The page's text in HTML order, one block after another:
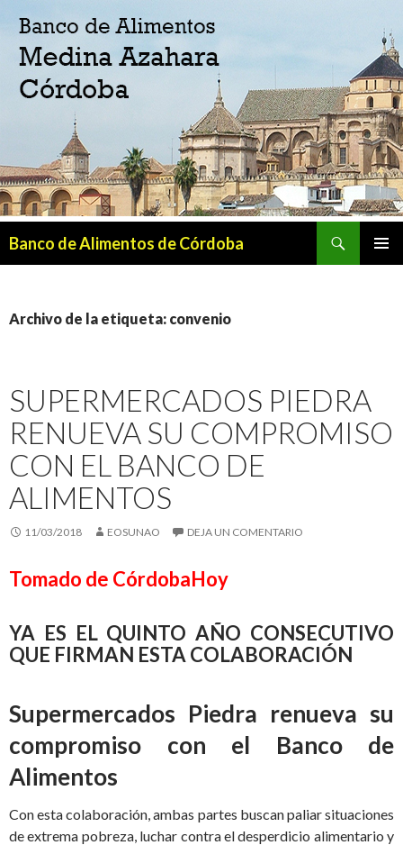
Banco de Alimentos de Córdoba
Archivo de la etiqueta: convenio
SUPERMERCADOS PIEDRA
RENUEVA SU COMPROMISO
CON EL BANCO DE
ALIMENTOS
11/03/2018 EOSUNAO DEJA UN COMENTARIO
Tomado de CórdobaHoy
YA ES EL QUINTO AÑO CONSECUTIVO
QUE FIRMAN ESTA COLABORACIÓN
Supermercados Piedra renueva su
compromiso con el Banco de
Alimentos
Con esta colaboración, ambas partes buscan paliar situaciones
de extrema pobreza, luchar contra el desperdicio alimentario y